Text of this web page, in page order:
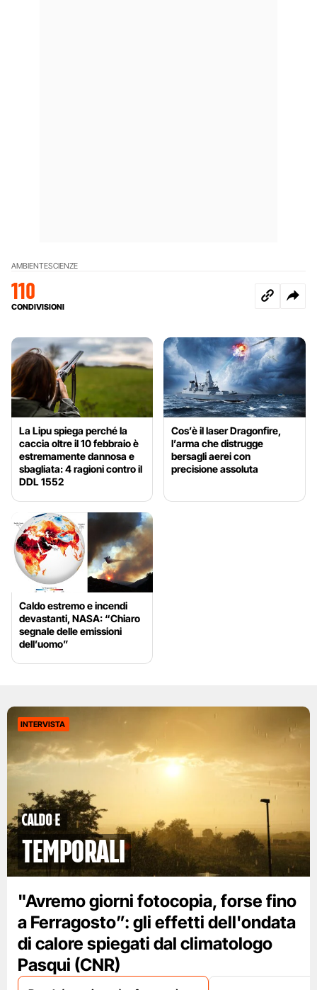
AMBIENTESCIENZE
110
CONDIVISIONI
La Lipu spiega perché la
caccia oltre il 10 febbraio è
estremamente dannosa e
sbagliata: 4 ragioni contro il
DDL 1552
Cos’è il laser Dragonfire,
l’arma che distrugge
bersagli aerei con
precisione assoluta
Caldo estremo e incendi
devastanti, NASA: “Chiaro
segnale delle emissioni
dell’uomo”
INTERVISTA
caldo e
temporali
"Avremo giorni fotocopia, forse fino
a Ferragosto”: gli effetti dell'ondata
di calore spiegati dal climatologo
Pasqui (CNR)